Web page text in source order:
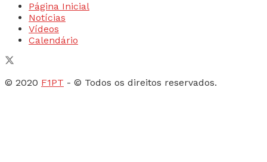
Página Inicial
Notícias
Vídeos
Calendário
© 2020 F1PT - © Todos os direitos reservados.